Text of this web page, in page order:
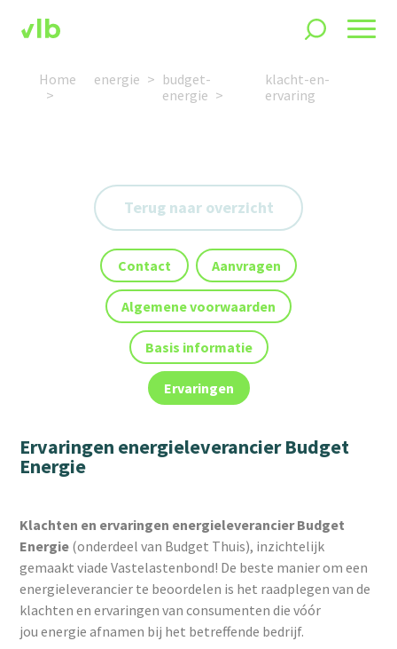
Home energie
budget-
energie
klacht-en-
ervaring
Terug naar overzicht
Contact Aanvragen
Algemene voorwaarden
Basis informatie
Ervaringen
Ervaringen energieleverancier Budget
Energie
Klachten en ervaringen energieleverancier Budget
Energie (onderdeel van Budget Thuis), inzichtelijk
gemaakt viade Vastelastenbond! De beste manier om een
energieleverancier te beoordelen is het raadplegen van de
klachten en ervaringen van consumenten die vóór
jou energie afnamen bij het betreffende bedrijf.